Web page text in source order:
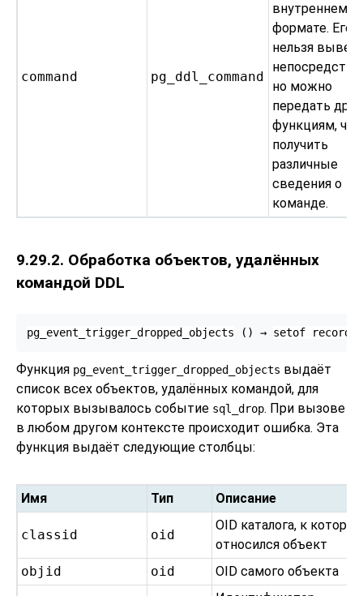
command pg_ddl_command
внутреннем
формате. Его
нельзя
но можно
передать
функциям,
получить
различные
сведения о
команде.
9.29.2. Обработка объектов, удалённых
командой DDL
pg_event_trigger_dropped_objects () → setof record
Функция pg_event_trigger_dropped_objects выдаёт
список всех объектов, удалённых командой, для
которых вызывалось событие sql_drop. При вызове
в любом другом контексте происходит ошибка. Эта
функция выдаёт следующие столбцы:
Имя Тип Описание
classid oid
OID каталога, к
относился объект
objid
oid
OID самого объекта